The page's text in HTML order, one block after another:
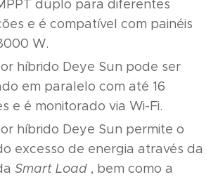
duplo para diferentes
e é compatível com painéis
W.
híbrido Deye Sun pode ser
em paralelo com até 16
e é monitorado via Wi-Fi.
híbrido Deye Sun permite o
excesso de energia através da
Smart Load , bem como a